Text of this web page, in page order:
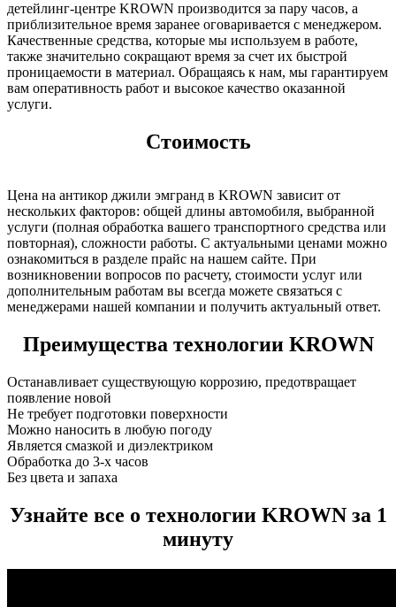
детейлинг-центре KROWN производится за пару часов, а
приблизительное время заранее оговаривается с менеджером.
Качественные средства, которые мы используем в работе,
также значительно сокращают время за счет их быстрой
проницаемости в материал. Обращаясь к нам, мы гарантируем
вам оперативность работ и высокое качество оказанной
услуги.
Стоимость
Цена на антикор джили эмгранд в KROWN зависит от
нескольких факторов: общей длины автомобиля, выбранной
услуги (полная обработка вашего транспортного средства или
повторная), сложности работы. С актуальными ценами можно
ознакомиться в разделе прайс на нашем сайте. При
возникновении вопросов по расчету, стоимости услуг или
дополнительным работам вы всегда можете связаться с
менеджерами нашей компании и получить актуальный ответ.
Преимущества технологии KROWN
Останавливает существующую коррозию, предотвращает
появление новой
Не требует подготовки поверхности
Можно наносить в любую погоду
Является смазкой и диэлектриком
Обработка до 3-х часов
Без цвета и запаха
Узнайте все о технологии KROWN за 1
минуту